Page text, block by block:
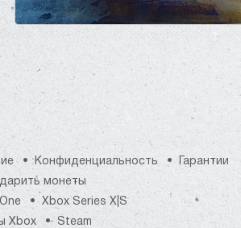
Конфиденциальность
Гарантии
монеты
Xbox Series X|S
Xbox Steam